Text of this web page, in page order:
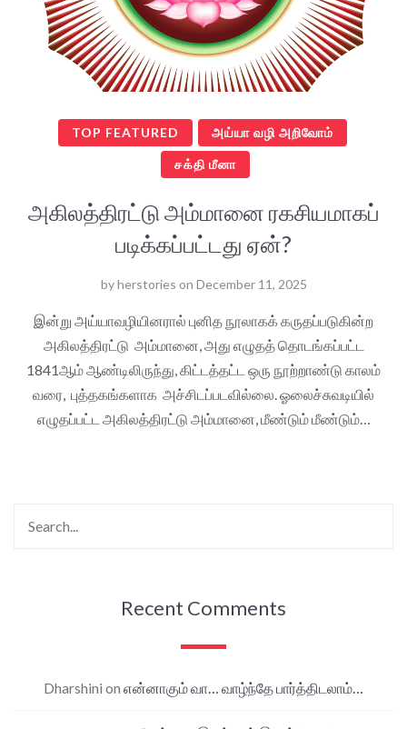
TOP FEATURED அய்யா வழி அறிவோம்
சக்தி மீனா
அகிலத்திரட்டு அம்மானை ரகசியமாகப்
படிக்கப்பட்டது ஏன்?
byherstories on December 11, 2025
இன்று அய்யாவழியினரால் புனித நூலாகக் கருதப்படுகின்ற
அகிலத்திரட்டு அம்மானை, அது எழுதத் தொடங்கப்பட்ட
1841ஆம் ஆண்டிலிருந்து, கிட்டத்தட்ட ஒரு நூற்றாண்டு காலம்
வரை, புத்தகங்களாக அச்சிடப்படவில்லை. ஓலைச்சுவடியில்
எழுதப்பட்ட அகிலத்திரட்டு அம்மானை, மீண்டும் மீண்டும்…
Recent Comments
Dharshini on என்னாகும் வா… வாழ்ந்தே பார்த்திடலாம்…